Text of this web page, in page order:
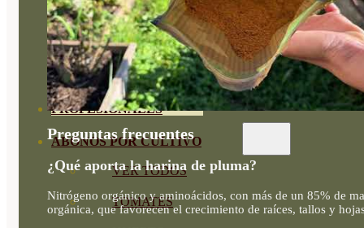
TIRAS DE SEMILLAS
BOMBAS DE SEMILLAS
BANDEJAS Y SEMILLEROS
PROFESIONALES
ABONOS POR CULTIVO
VER TODOS
TOMATES
Preguntas frecuentes
¿Qué aporta la harina de pluma?
Nitrógeno orgánico y aminoácidos, con más de un 85% de
orgánica, que favorecen el crecimiento de raíces, tallos y